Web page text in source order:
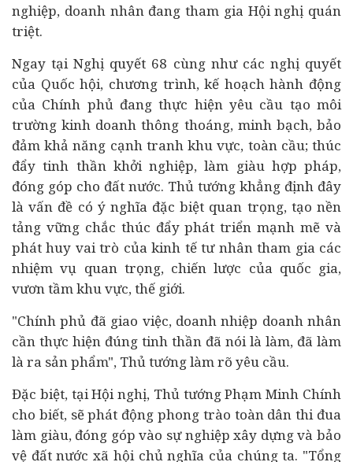
nghiệp, doanh nhân đang tham gia Hội nghị quán
triệt.
Ngay tại Nghị quyết 68 cùng như các nghị quyết
của Quốc hội, chương trình, kế hoạch hành động
của Chính phủ đang thực hiện yêu cầu tạo môi
trường kinh doanh thông thoáng, minh bạch, bảo
đảm khả năng cạnh tranh khu vực, toàn cầu; thúc
đẩy tinh thần khởi nghiệp, làm giàu hợp pháp,
đóng góp cho đất nước. Thủ tướng khẳng định đây
là vấn đề có ý nghĩa đặc biệt quan trọng, tạo nền
tảng vững chắc thúc đẩy phát triển mạnh mẽ và
phát huy vai trò của kinh tế tư nhân tham gia các
nhiệm vụ quan trọng, chiến lược của quốc gia,
vươn tầm khu vực, thế giới.
"Chính phủ đã giao việc, doanh nhiệp doanh nhân
cần thực hiện đúng tinh thần đã nói là làm, đã làm
là ra sản phẩm", Thủ tướng làm rõ yêu cầu.
Đặc biệt, tại Hội nghị, Thủ tướng Phạm Minh Chính
cho biết, sẽ phát động phong trào toàn dân thi đua
làm giàu, đóng góp vào sự nghiệp xây dựng và bảo
vệ đất nước xã hội chủ nghĩa của chúng ta. "Tổng